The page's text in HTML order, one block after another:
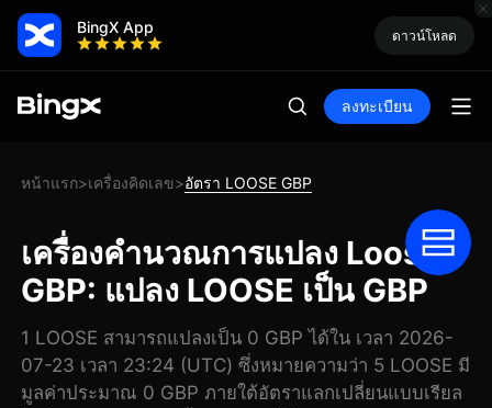
BingX App ดาวน์โหลด
ลงทะเบียน
หน้าแรก>เครื่องคิดเลข>อัตรา LOOSE GBP
เครื่องคำนวณการแปลง Loose
GBP: แปลง LOOSE เป็น GBP
1 LOOSE สามารถแปลงเป็น 0 GBP ได้ใน เวลา 2026-
07-23 เวลา 23:24 (UTC) ซึ่งหมายความว่า 5 LOOSE มี
มูลค่าประมาณ 0 GBP ภายใต้อัตราแลกเปลี่ยนแบบเรียล